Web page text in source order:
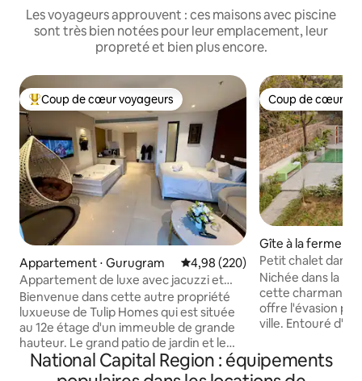
Les voyageurs approuvent : ces maisons avec piscine
sont très bien notées pour leur emplacement, leur
propreté et bien plus encore.
Coups de cœur voyageurs les plus appréciés
Coup de cœur voyageurs
Appartement ⋅ Gurugram Évaluation moyenne sur la
4,98 (220)
Appartement de luxe avec jacuzzi et
patio de jardin
Bienvenue dans cette autre propriété
luxueuse de Tulip Homes qui est située
au 12e étage d'un immeuble de grande
hauteur. Le grand patio de jardin et le
jacuzzi 2 places le rendent unique en
classe. L'endroit est parfait pour se
Coup de cœur
Coup de cœur
Gîte à la ferme ⋅
Petit chalet dans
Lane
Nichée dans la
cette charmante
offre l'évasion
ville. Entouré
pour se détendre
Profitez d'une
National Capital Region : équipements